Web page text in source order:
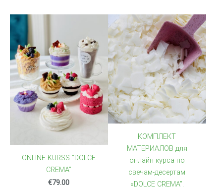
ONLINE KURSS “DOLCE
CREMA”
€79.00
КОМПЛЕКТ
МАТЕРИАЛОВ для
онлайн курса по
свечам-десертам
«DOLCE CREMA”.